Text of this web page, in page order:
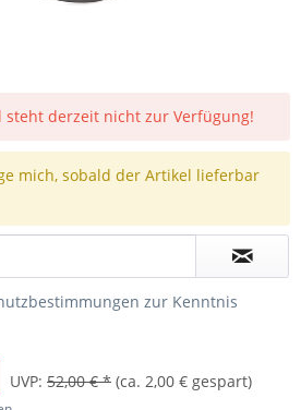
steht derzeit nicht zur Verfügung!
mich, sobald der Artikel lieferbar
zur Kenntnis
UVP: 52,00 € * (ca. 2,00 € gespart)